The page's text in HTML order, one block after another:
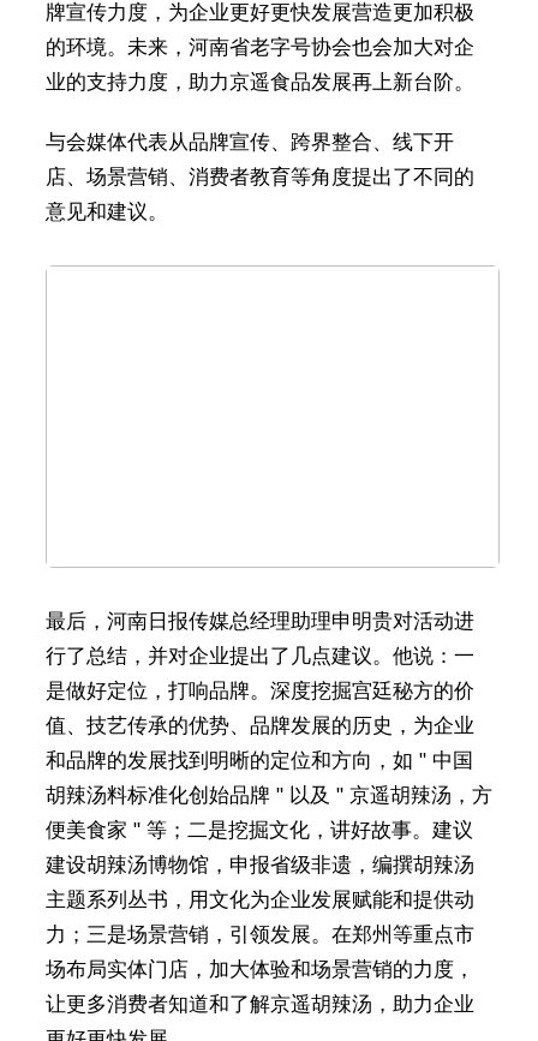
牌宣传力度，为企业更好更快发展营造更加积极
的环境。未来，河南省老字号协会也会加大对企
业的支持力度，助力京遥食品发展再上新台阶。
与会媒体代表从品牌宣传、跨界整合、线下开
店、场景营销、消费者教育等角度提出了不同的
意见和建议。
最后，河南日报传媒总经理助理申明贵对活动进
行了总结，并对企业提出了几点建议。他说：一
是做好定位，打响品牌。深度挖掘宫廷秘方的价
值、技艺传承的优势、品牌发展的历史，为企业
和品牌的发展找到明晰的定位和方向，如 " 中国
胡辣汤料标准化创始品牌 " 以及 " 京遥胡辣汤，方
便美食家 " 等；二是挖掘文化，讲好故事。建议
建设胡辣汤博物馆，申报省级非遗，编撰胡辣汤
主题系列丛书，用文化为企业发展赋能和提供动
力；三是场景营销，引领发展。在郑州等重点市
场布局实体门店，加大体验和场景营销的力度，
让更多消费者知道和了解京遥胡辣汤，助力企业